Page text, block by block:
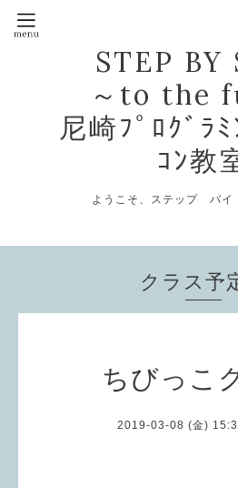
STEP BY
～to the
尼崎ﾌﾟﾛｸﾞﾗ
ｺﾝ教
ようこそ、ステップ バ
クラス予
ちびっこ
2019-03-08 (金)